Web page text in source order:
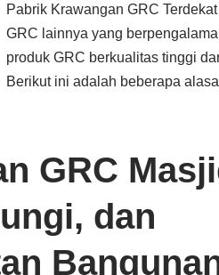
Pabrik Krawangan GRC
GRC lainnya yang
produk GRC berkualitas tinggi
Berikut ini adalah beberapa
GRC
dan